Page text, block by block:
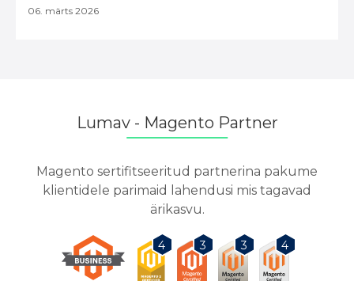
06. märts 2026
Lumav - Magento Partner
Magento sertifitseeritud partnerina pakume
klientidele parimaid lahendusi mis tagavad
ärikasvu.
4 3 3 4